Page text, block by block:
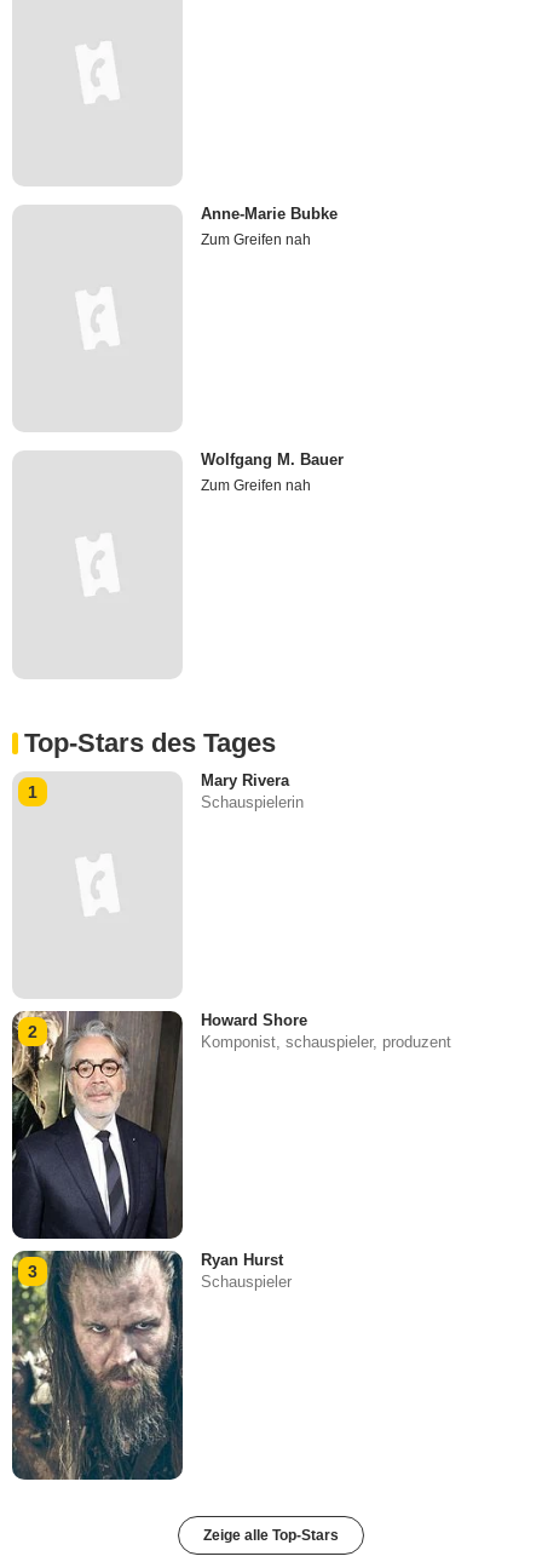
Anne-Marie Bubke
Zum Greifen nah
Wolfgang M. Bauer
Zum Greifen nah
Top-Stars des Tages
1
Mary Rivera
Schauspielerin
2
Howard Shore
Komponist, schauspieler, produzent
3
Ryan Hurst
Schauspieler
Zeige alle Top-Stars